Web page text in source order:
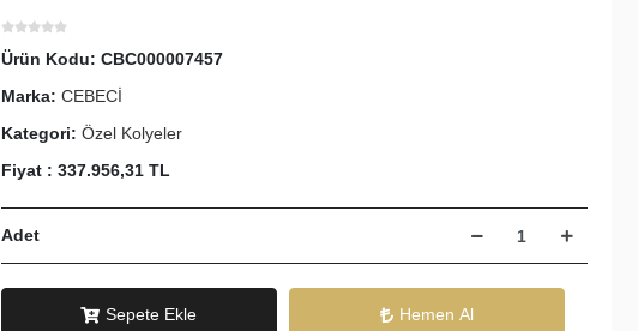
Ürün Kodu: CBC000007457
Marka: CEBECİ
Kategori: Özel Kolyeler
Fiyat : 337.956,31 TL
Adet
Sepete Ekle Hemen Al